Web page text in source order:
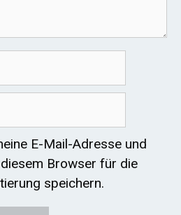
E-Mail-Adresse und
Browser für die
speichern.